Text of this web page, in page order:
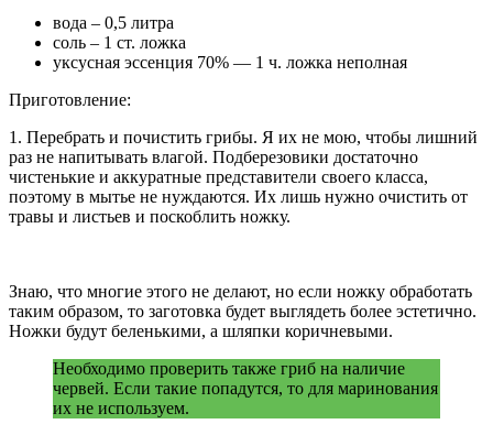
вода – 0,5 литра
соль – 1 ст. ложка
уксусная эссенция 70% — 1 ч. ложка неполная
Приготовление:
1. Перебрать и почистить грибы. Я их не мою, чтобы лишний
раз не напитывать влагой. Подберезовики достаточно
чистенькие и аккуратные представители своего класса,
поэтому в мытье не нуждаются. Их лишь нужно очистить от
травы и листьев и поскоблить ножку.
Знаю, что многие этого не делают, но если ножку обработать
таким образом, то заготовка будет выглядеть более эстетично.
Ножки будут беленькими, а шляпки коричневыми.
Необходимо проверить также гриб на наличие
червей. Если такие попадутся, то для маринования
их не используем.